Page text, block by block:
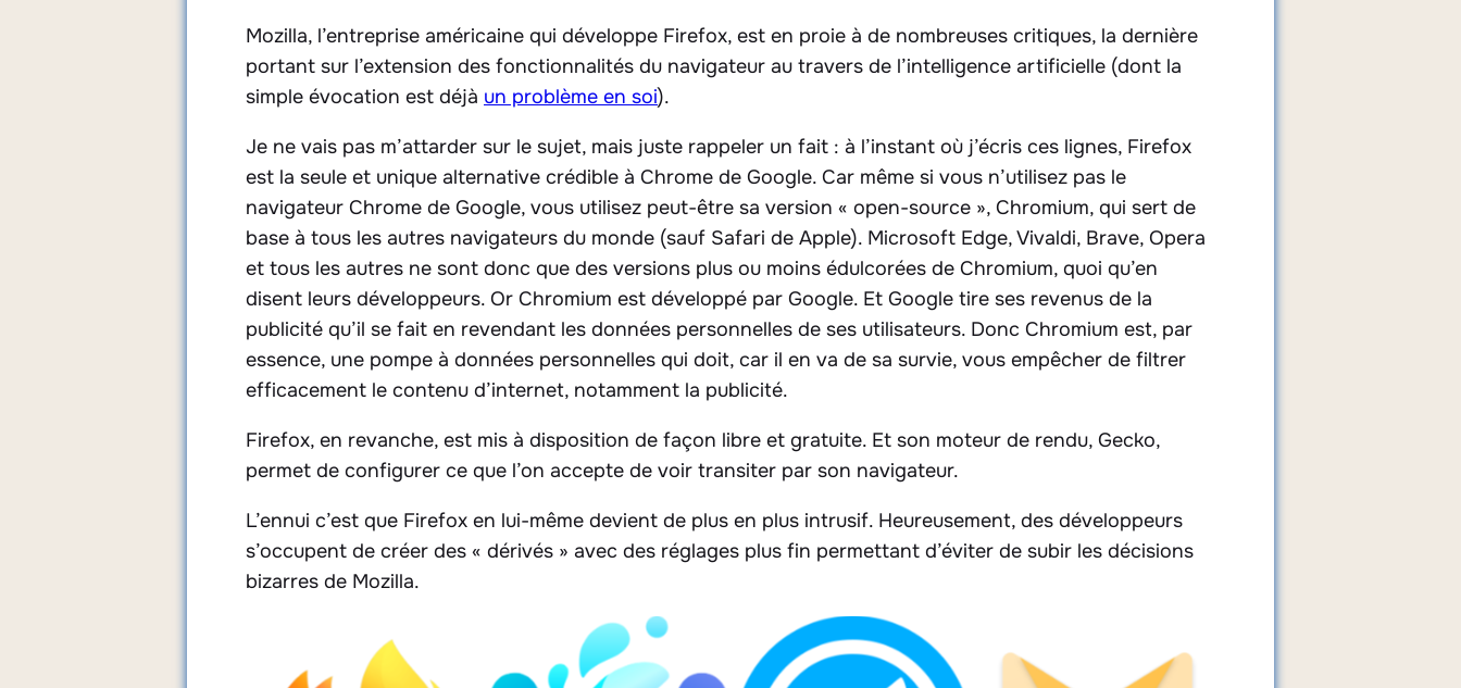
Mozilla, l’entreprise américaine qui développe Firefox, est en proie à de nombreuses critiques, la dernière
portant sur l’extension des fonctionnalités du navigateur au travers de l’intelligence artificielle (dont la
simple évocation est déjà un problème en soi).
Je ne vais pas m’attarder sur le sujet, mais juste rappeler un fait : à l’instant où j’écris ces lignes, Firefox
est la seule et unique alternative crédible à Chrome de Google. Car même si vous n’utilisez pas le
navigateur Chrome de Google, vous utilisez peut-être sa version « open-source », Chromium, qui sert de
base à tous les autres navigateurs du monde (sauf Safari de Apple). Microsoft Edge, Vivaldi, Brave, Opera
et tous les autres ne sont donc que des versions plus ou moins édulcorées de Chromium, quoi qu’en
disent leurs développeurs. Or Chromium est développé par Google. Et Google tire ses revenus de la
publicité qu’il se fait en revendant les données personnelles de ses utilisateurs. Donc Chromium est, par
essence, une pompe à données personnelles qui doit, car il en va de sa survie, vous empêcher de filtrer
efficacement le contenu d’internet, notamment la publicité.
Firefox, en revanche, est mis à disposition de façon libre et gratuite. Et son moteur de rendu, Gecko,
permet de configurer ce que l’on accepte de voir transiter par son navigateur.
L’ennui c’est que Firefox en lui-même devient de plus en plus intrusif. Heureusement, des développeurs
s’occupent de créer des « dérivés » avec des réglages plus fin permettant d’éviter de subir les décisions
bizarres de Mozilla.